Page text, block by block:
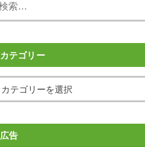
カテゴリー
広告